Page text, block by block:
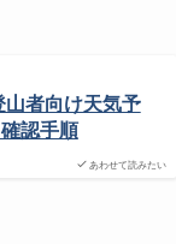
あわせて読みたい
山者向け天気予
認手順